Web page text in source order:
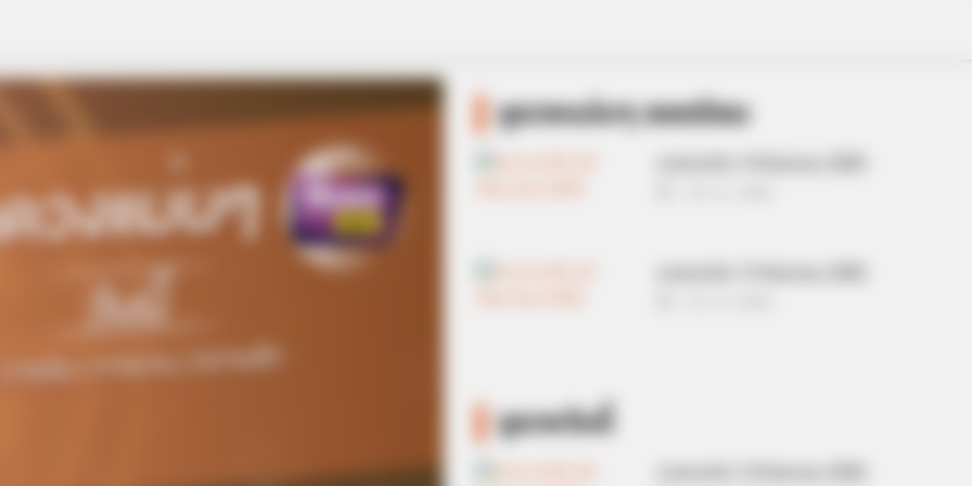
ดูดวงแม่นๆ ยอดนิยม
ดูดวงวันนี้
Is Jaw-Dropping